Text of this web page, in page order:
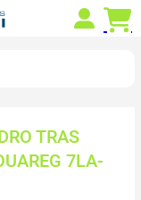
TRAS
7LA-